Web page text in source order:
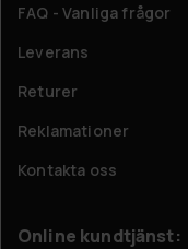
FAQ - Vanliga frågor
Leverans
Returer
Reklamationer
Kontakta oss
Online kundtjänst: